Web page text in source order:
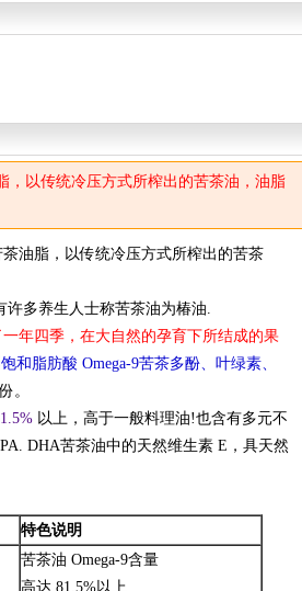
，以传统冷压方式所榨出的苦茶油，油脂
油脂，以传统冷压方式所榨出的苦茶
多养生人士称苦茶油为椿油.
年四季，在大自然的孕育下所结成的果
和脂肪酸 Omega-9苦茶多酚、叶绿素、
。
以上，高于一般料理油!也含有多元不
DHA苦茶油中的天然维生素 E，具天然
特色说明
苦茶油 Omega-9含量
高达 81.5%以上